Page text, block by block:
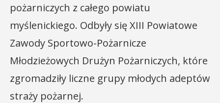
pożarniczych z całego powiatu
myślenickiego. Odbyły się XIII Powiatowe
Zawody Sportowo-Pożarnicze
Młodzieżowych Drużyn Pożarniczych, które
zgromadziły liczne grupy młodych adeptów
straży pożarnej.